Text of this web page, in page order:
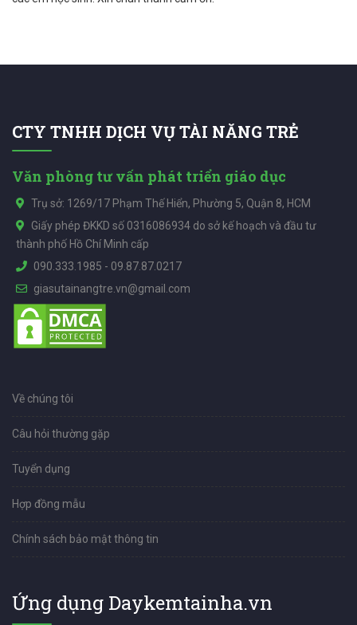
CTY TNHH DỊCH VỤ TÀI NĂNG TRẺ
Văn phòng tư vấn phát triển giáo dục
Trụ sở: 1269/17 Phạm Thế Hiển, Phường 5, Quận 8, HCM
Giấy phép ĐKKD số 0316086934 do sở kế hoạch và đầu tư
thành phố Hồ Chí Minh cấp
090.333.1985 - 09.87.87.0217
giasutainangtre.vn@gmail.com
Về chúng tôi
Câu hỏi thường gặp
Tuyển dụng
Hợp đồng mẫu
Chính sách bảo mật thông tin
Ứng dụng Daykemtainha.vn